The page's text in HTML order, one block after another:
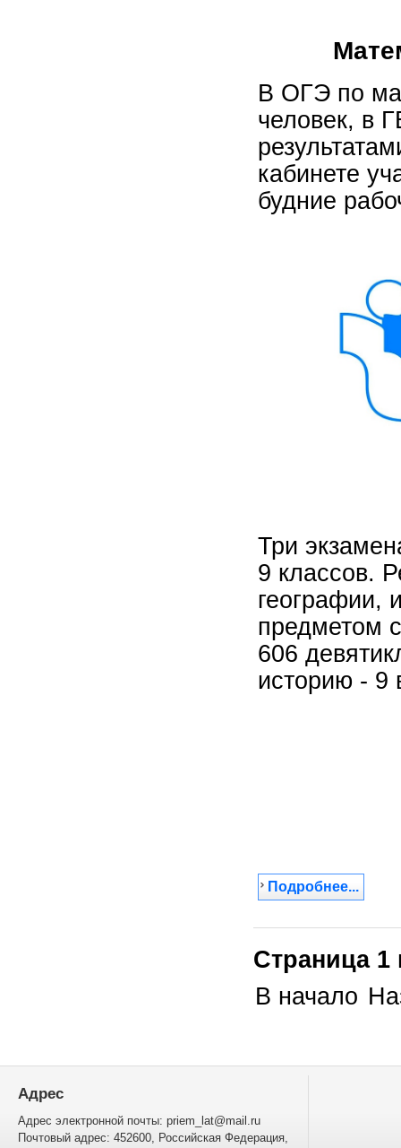
В ОГЭ по
человек, в
кабинете
будние
Три
9 классов.
географии,
предметом
606
историю - 9
Подробнее...
Страница 1
В начало
Адрес
Адрес электронной почты: priem_lat@mail.ru
Почтовый адрес: 452600, Российская Федерация,